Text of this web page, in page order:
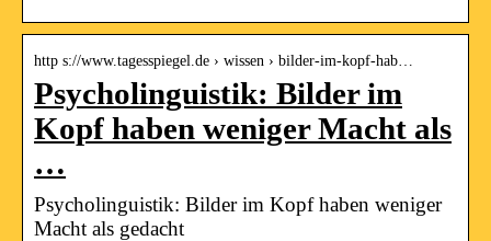
http s://www.tagesspiegel.de › wissen › bilder-im-kopf-hab…
Psycholinguistik: Bilder im
Kopf haben weniger Macht als
…
Psycholinguistik: Bilder im Kopf haben weniger
Macht als gedacht